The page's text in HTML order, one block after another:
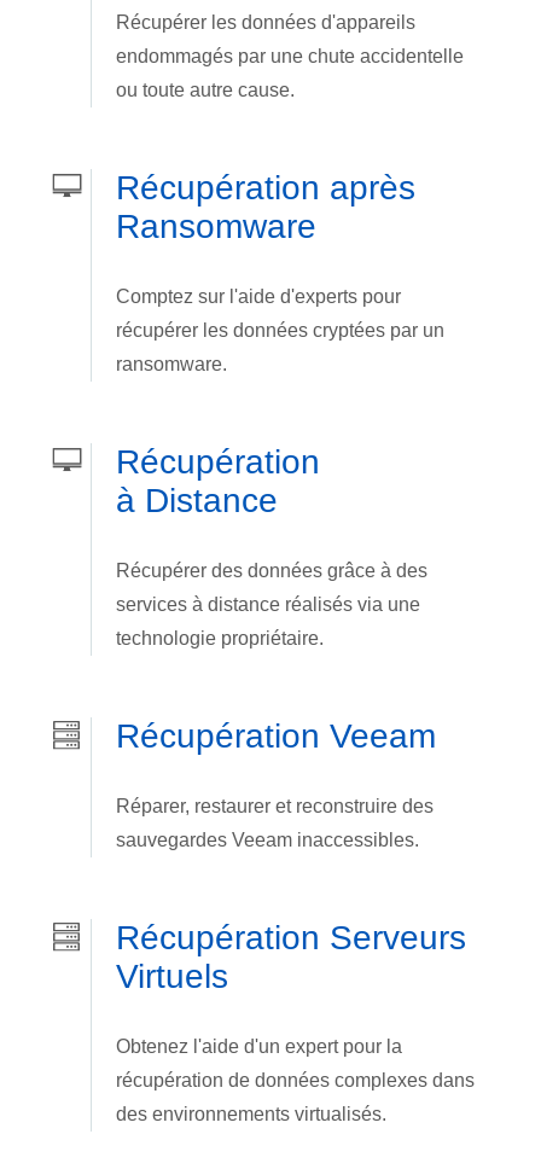
Récupérer les données d'appareils
endommagés par une chute accidentelle
ou toute autre cause.
Récupération après
Ransomware
Comptez sur l'aide d'experts pour
récupérer les données cryptées par un
ransomware.
Récupération
à Distance
Récupérer des données grâce à des
services à distance réalisés via une
technologie propriétaire.
Récupération Veeam
Réparer, restaurer et reconstruire des
sauvegardes Veeam inaccessibles.
Récupération Serveurs
Virtuels
Obtenez l'aide d'un expert pour la
récupération de données complexes dans
des environnements virtualisés.